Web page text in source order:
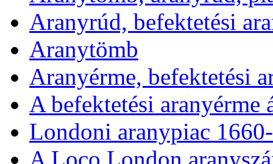
Aranyrúd, befektetési
Aranytömb
Aranyérme, befektetési
A befektetési
Londoni aranypiac